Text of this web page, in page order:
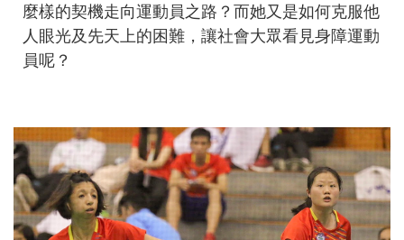
麼樣的契機走向運動員之路？而她又是如何克服他
人眼光及先天上的困難，讓社會大眾看見身障運動
員呢？